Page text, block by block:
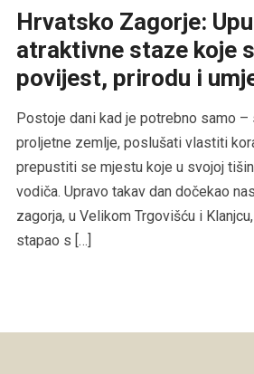
Hrvatsko Zagorje:
atraktivne staze koje
povijest, prirodu i
Postoje dani kad je potrebno samo –
proljetne zemlje, poslušati vlastiti
prepustiti se mjestu koje u svojoj
vodiča. Upravo takav dan dočekao
zagorja, u Velikom Trgovišću i
stapao s […]